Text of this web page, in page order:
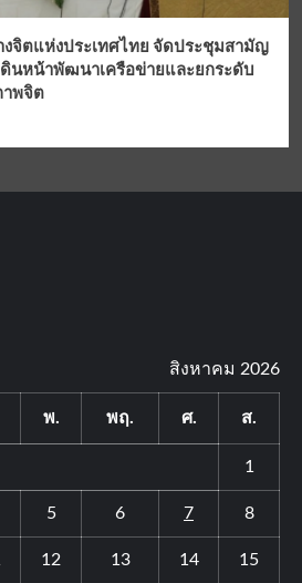
จิตแห่งประเทศไทย จัดประชุมสามัญ
เดินหน้าพัฒนาเครือข่ายและยกระดับ
าพจิต
สิงหาคม 2026
พ. พฤ. ศ. ส.
1
5 6 7 8
12 13 14 15